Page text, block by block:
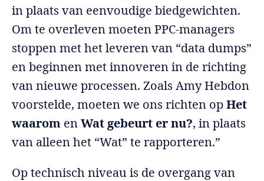
in plaats van eenvoudige biedgewichten.
Om te overleven moeten PPC-managers
stoppen met het leveren van “data dumps”
en beginnen met innoveren in de richting
van nieuwe processen. Zoals Amy Hebdon
voorstelde, moeten we ons richten opHet
waarom enWat gebeurt er nu?, in plaats
van alleen het “Wat” te rapporteren.”
Op technisch niveau is de overgang van